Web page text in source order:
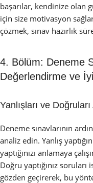
başarılar, kendinize olan
için size motivasyon
çözmek, sınav hazırlık
4. Bölüm: Deneme
Değerlendirme ve
Yanlışları ve
Deneme sınavlarının
analiz edin. Yanlış
yaptığınızı anlamaya
Doğru yaptığınız
gözden geçirerek, bu